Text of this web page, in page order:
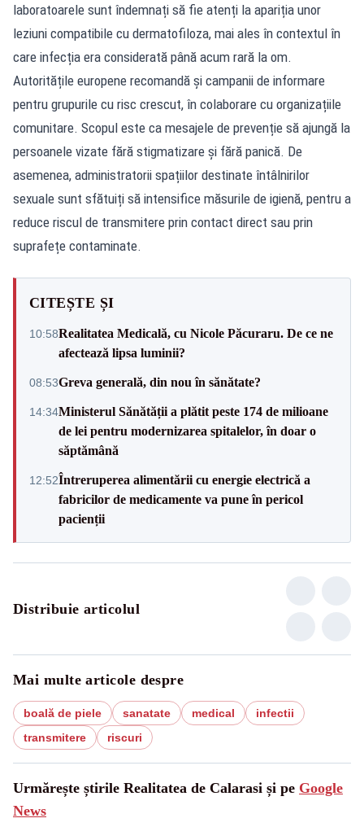
laboratoarele sunt îndemnați să fie atenți la apariția unor
leziuni compatibile cu dermatofiloza, mai ales în contextul în
care infecția era considerată până acum rară la om.
Autoritățile europene recomandă și campanii de informare
pentru grupurile cu risc crescut, în colaborare cu organizațiile
comunitare. Scopul este ca mesajele de prevenție să ajungă la
persoanele vizate fără stigmatizare și fără panică. De
asemenea, administratorii spațiilor destinate întâlnirilor
sexuale sunt sfătuiți să intensifice măsurile de igienă, pentru a
reduce riscul de transmitere prin contact direct sau prin
suprafețe contaminate.
CITEȘTE ȘI
10:58Realitatea Medicală, cu Nicole Păcuraru. De ce ne
afectează lipsa luminii?
08:53Greva generală, din nou în sănătate?
14:34Ministerul Sănătății a plătit peste 174 de milioane
de lei pentru modernizarea spitalelor, în doar o
săptămână
12:52Întreruperea alimentării cu energie electrică a
fabricilor de medicamente va pune în pericol
pacienții
Distribuie articolul
Mai multe articole despre
boală de piele sanatate medical
infectii
transmitere
riscuri
Urmărește știrile Realitatea de Calarasi și pe Google
News